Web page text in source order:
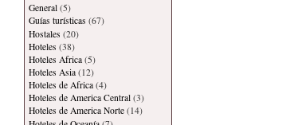
General (5)
Guías turísticas (67)
Hostales (20)
Hoteles (38)
Hoteles Africa (5)
Hoteles Asia (12)
Hoteles de Africa (4)
Hoteles de America Central (3)
Hoteles de America Norte (14)